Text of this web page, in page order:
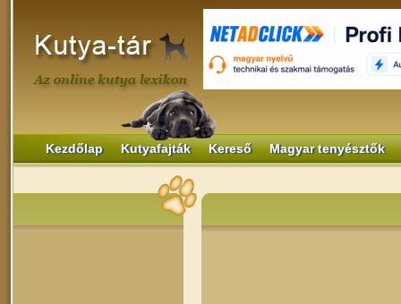
Kezdőlap Kutyafajták Kereső Magyar tenyésztők